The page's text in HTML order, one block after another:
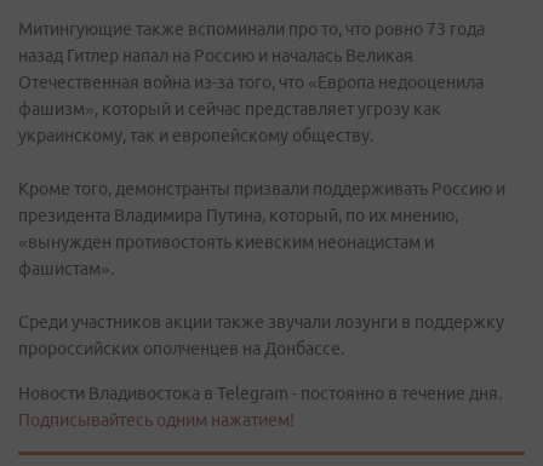
Митингующие также вспоминали про то, что ровно 73 года
назад Гитлер напал на Россию и началась Великая
Отечественная война из-за того, что «Европа недооценила
фашизм», который и сейчас представляет угрозу как
украинскому, так и европейскому обществу.
Кроме того, демонстранты призвали поддерживать Россию и
президента Владимира Путина, который, по их мнению,
«вынужден противостоять киевским неонацистам и
фашистам».
Среди участников акции также звучали лозунги в поддержку
пророссийских ополченцев на Донбассе.
Новости Владивостока в Telegram - постоянно в течение дня.
Подписывайтесь одним нажатием!